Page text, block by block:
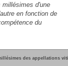
millésimes d'une
en fonction de
du
des appellations